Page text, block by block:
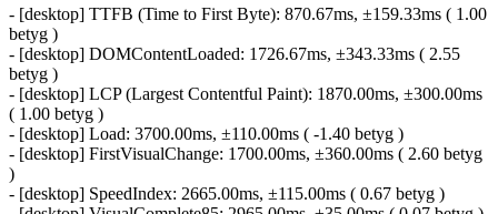
- [desktop] TTFB (Time to First Byte): 870.67ms, ±159.33ms ( 1.00
betyg )
- [desktop] DOMContentLoaded: 1726.67ms, ±343.33ms ( 2.55
betyg )
- [desktop] LCP (Largest Contentful Paint): 1870.00ms, ±300.00ms
( 1.00 betyg )
- [desktop] Load: 3700.00ms, ±110.00ms ( -1.40 betyg )
- [desktop] FirstVisualChange: 1700.00ms, ±360.00ms ( 2.60 betyg
)
- [desktop] SpeedIndex: 2665.00ms, ±115.00ms ( 0.67 betyg )